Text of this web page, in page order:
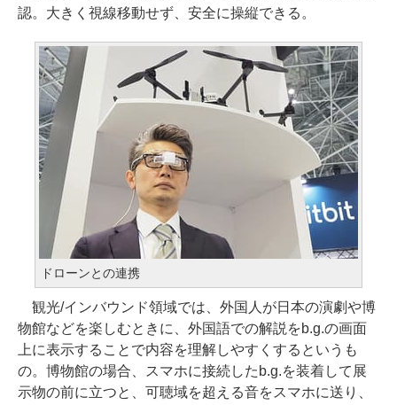
認。大きく視線移動せず、安全に操縦できる。
ドローンとの連携
観光/インバウンド領域では、外国人が日本の演劇や博
物館などを楽しむときに、外国語での解説をb.g.の画面
上に表示することで内容を理解しやすくするというも
の。博物館の場合、スマホに接続したb.g.を装着して展
示物の前に立つと、可聴域を超える音をスマホに送り、